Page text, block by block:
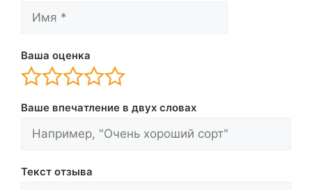
Ваша оценка
Ваше впечатление в двух словах
Текст отзыва